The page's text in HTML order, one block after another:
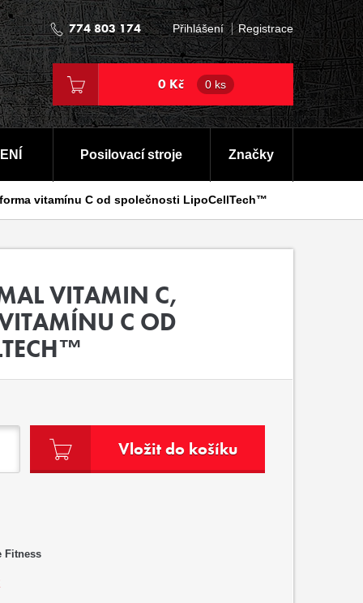
774 803 174 Přihlášení Registrace
0 Kč 0 ks
Posilovací stroje Značky
vitamínu C od společnosti LipoCellTech™
VITAMIN C,
C OD
Vložit do košíku
Fitness